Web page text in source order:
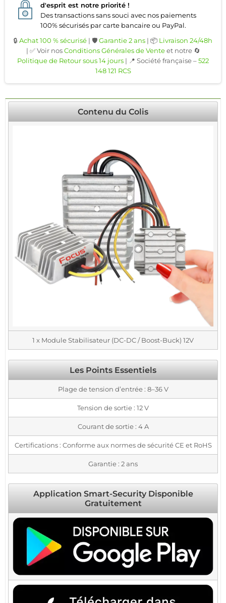
d'esprit est notre priorité !
Des transactions sans souci avec nos paiements
100% sécurisés par carte bancaire ou PayPal.
🔒 Achat 100 % sécurisé | 🛡️Garantie 2 ans | 📦 Livraison 24/48h
| ✅ Voir nosConditions Générales de Venteet notre 🔄
Politique de Retour sous 14 jours | 📍 Société française –522
148 121 RCS
Contenu du Colis
1 x Module Stabilisateur (DC-DC / Boost-Buck) 12V
Les Points Essentiels
Plage de tension d’entrée : 8–36 V
Tension de sortie : 12 V
Courant de sortie : 4 A
Certifications : Conforme aux normes de sécurité CE et RoHS
Garantie : 2 ans
Application Smart-Security Disponible
Gratuitement